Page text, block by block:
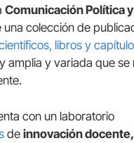
Comunicación Política
colección de
libros y
amplia y variada que se
con un laboratorio
de innovación